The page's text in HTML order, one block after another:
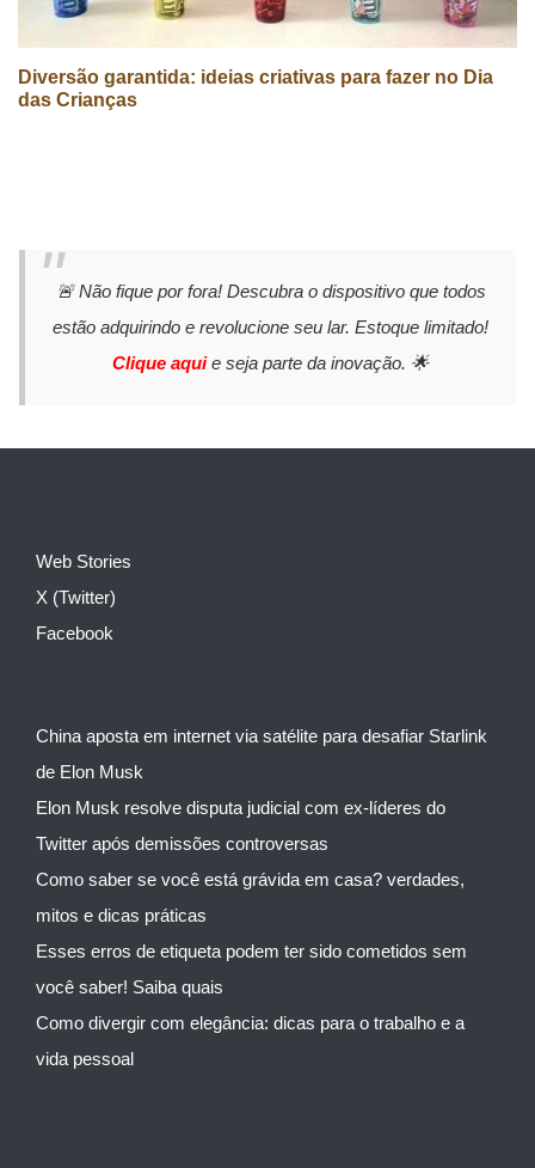
Diversão garantida: ideias criativas para fazer no Dia
das Crianças
🚨 Não fique por fora! Descubra o dispositivo que todos
estão adquirindo e revolucione seu lar. Estoque limitado!
Clique aquie seja parte da inovação. 🌟
Web Stories
X (Twitter)
Facebook
China aposta em internet via satélite para desafiar Starlink
de Elon Musk
Elon Musk resolve disputa judicial com ex-líderes do
Twitter após demissões controversas
Como saber se você está grávida em casa? verdades,
mitos e dicas práticas
Esses erros de etiqueta podem ter sido cometidos sem
você saber! Saiba quais
Como divergir com elegância: dicas para o trabalho e a
vida pessoal